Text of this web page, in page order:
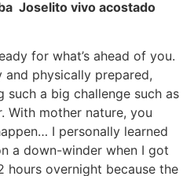
Joselito vivo acostado
for what’s ahead of you.
and physically prepared,
such a big challenge such as
With mother nature, you
I personally learned
a down-winder when I got
hours overnight because the